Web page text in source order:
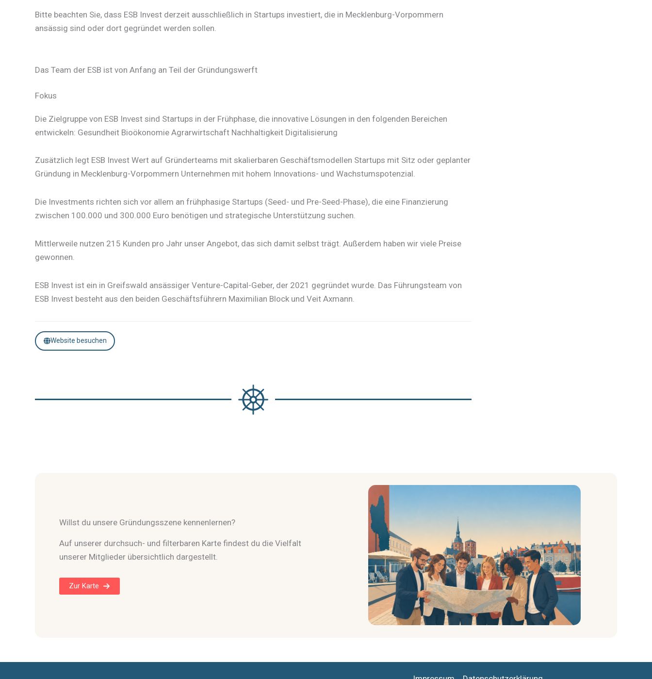
Bitte beachten Sie, dass ESB Invest derzeit ausschließlich in Startups investiert, die in Mecklenburg-Vorpommern
ansässig sind oder dort gegründet werden sollen.​
Das Team der ESB ist von Anfang an Teil der Gründungswerft
Fokus
Die Zielgruppe von ESB Invest sind Startups in der Frühphase, die innovative Lösungen in den folgenden Bereichen
entwickeln: Gesundheit Bioökonomie Agrarwirtschaft Nachhaltigkeit Digitalisierung
Zusätzlich legt ESB Invest Wert auf Gründerteams mit skalierbaren Geschäftsmodellen Startups mit Sitz oder geplanter
Gründung in Mecklenburg-Vorpommern Unternehmen mit hohem Innovations- und Wachstumspotenzial.
Die Investments richten sich vor allem an frühphasige Startups (Seed- und Pre-Seed-Phase), die eine Finanzierung
zwischen 100.000 und 300.000 Euro benötigen und strategische Unterstützung suchen.
Mittlerweile nutzen 215 Kunden pro Jahr unser Angebot, das sich damit selbst trägt. Außerdem haben wir viele Preise
gewonnen.
​ESB Invest ist ein in Greifswald ansässiger Venture-Capital-Geber, der 2021 gegründet wurde. Das Führungsteam von
ESB Invest besteht aus den beiden Geschäftsführern​ Maximilian Block und Veit Axmann.
Website besuchen
Willst du unsere Gründungsszene kennenlernen?
Auf unserer durchsuch- und filterbaren Karte findest du die Vielfalt
unserer Mitglieder übersichtlich dargestellt.
Zur Karte